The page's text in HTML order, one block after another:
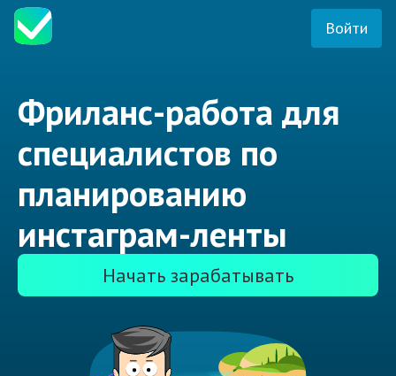
Войти
Фриланс-работа для
специалистов по
планированию
инстаграм-ленты
Начать зарабатывать